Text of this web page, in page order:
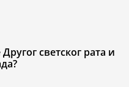
светског рата и